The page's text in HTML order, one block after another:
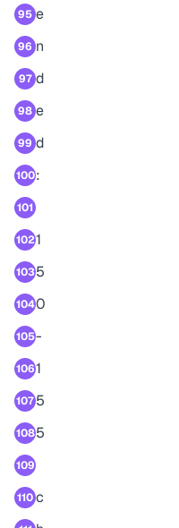
95 e
96 n
97 d
98 e
99 d
100:
101
1021
1035
1040
105-
1061
1075
1085
109
110c